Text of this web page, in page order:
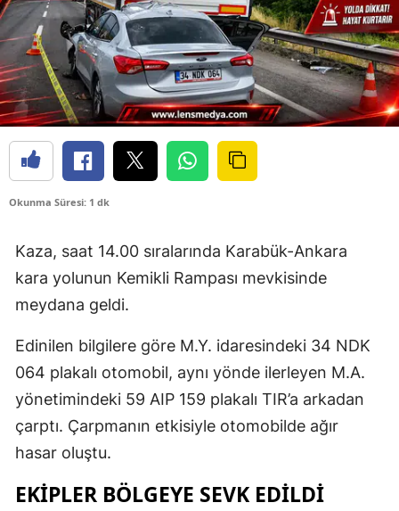
Okunma Süresi: 1 dk
Kaza, saat 14.00 sıralarında Karabük-Ankara
kara yolunun Kemikli Rampası mevkisinde
meydana geldi.
Edinilen bilgilere göre M.Y. idaresindeki 34 NDK
064 plakalı otomobil, aynı yönde ilerleyen M.A.
yönetimindeki 59 AIP 159 plakalı TIR’a arkadan
çarptı. Çarpmanın etkisiyle otomobilde ağır
hasar oluştu.
EKİPLER BÖLGEYE SEVK EDİLDİ